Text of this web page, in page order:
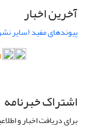
آخرین اخبار
پیوندهای مفید (سایر
اشتراک خبرنامه
برای دریافت اخبار و